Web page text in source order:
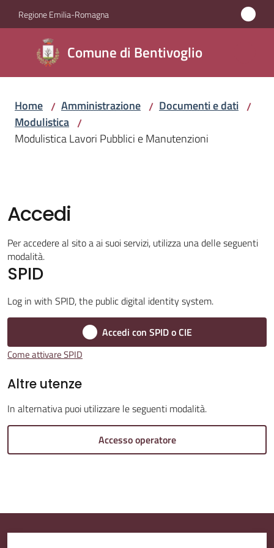
Vai al contenuto
Vai alla navigazione
Vai al footer
Regione Emilia-Romagna
Comune di Bentivoglio
Comune di
Bentivoglio
Amministrazione
Menu selezionato
Vivere
Bentivoglio
Amministrazione
l
o
r
i
Home / Amministrazione / Documenti e dati /
Modulistica /
Modulistica Lavori Pubblici e Manutenzioni
Accedi
Per accedere al sito a ai suoi servizi, utilizza una delle seguenti
modalità.
SPID
Log in with SPID, the public digital identity system.
Accedi con SPID o CIE
Come attivare SPID
Altre utenze
In alternativa puoi utilizzare le seguenti modalità.
Accesso operatore